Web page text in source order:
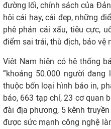
đường lối, chính sách của
hội cái hay, cái đẹp, những
phê phán cái xấu, tiêu cực,
điểm sai trái, thù địch, bảo
Việt Nam hiện có hệ thống
“khoảng 50.000 người
thuộc bốn loại hình báo in,
báo, 663 tạp chí, 23 cơ quan
đài địa phương, 5 kênh
được sức mạnh công nghệ